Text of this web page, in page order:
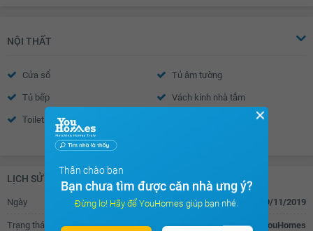
Cửa gỗ công nghiệp
NỘI THẤT
Cửa sổ Tủ âm tường
Tủ bếp Vách kính nhà tắm
Toilet
Bồn rửa mặt
LỊCH SỬ GIAO DỊCH
Ngày 09/11/2019
Trạng thái Đăng tin bán trên YouHomes
✕
Thân chào bạn
Bạn chưa tìm được căn nhà ưng ý?
Đừng lo! Hãy để YouHomes giúp bạn nhé.